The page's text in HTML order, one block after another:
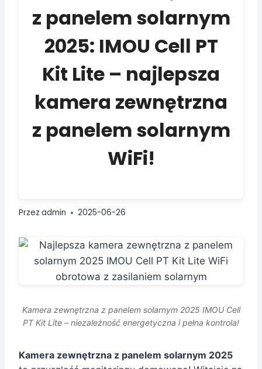
z panelem solarnym
2025: IMOU Cell PT
Kit Lite – najlepsza
kamera zewnętrzna
z panelem solarnym
WiFi!
Przez admin 2025-06-26
Kamera zewnętrzna z panelem solarnym 2025 IMOU Cell
PT Kit Lite – niezależność energetyczna i pełna kontrola!
Kamera zewnętrzna z panelem solarnym 2025